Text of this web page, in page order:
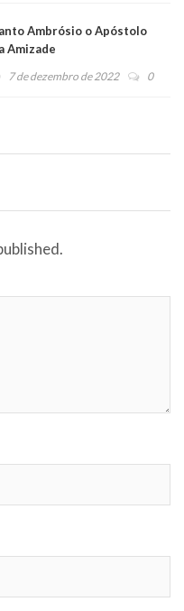
Ambrósio o Apóstolo
Amizade
7 de dezembro de 2022 0